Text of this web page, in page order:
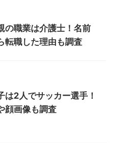
の職業は介護士！名前
転職した理由も調査
は2人でサッカー選手！
顔画像も調査